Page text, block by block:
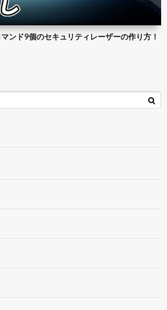
ンド9個のセキュリティレーザーの作り方！